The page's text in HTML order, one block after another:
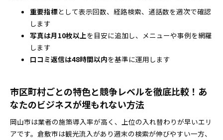
自社運用か会社への依頼か？判断に迷わないポイント
と費用のリアル
自社運用と外部依頼どちらがベスト？成功店が共
通して見る判断軸
口コミ依頼や返信はもう迷わない！業種別に使え
るテンプレ・言い回しまとめ
写真撮影や投稿も仕組み化でラクになる！カンタ
ン台本・テーマカレンダー例
重要指標として表示回数、経路検索、通話数を週次で確認
します
写真は月10枚以上を目安に追加し、メニューや事例を網羅
します
口コミ返信は48時間以内を基準に運用します
市区町村ごとの特色と競争レベルを徹底比較！あ
なたのビジネスが埋もれない方法
岡山市は業者の施策導入率が高く、上位の入れ替わりが早いエリ
アです。倉敷市は観光流入があり週末の検索が伸びやすい一方、